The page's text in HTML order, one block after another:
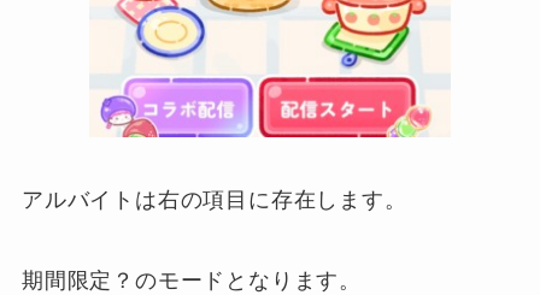
アルバイトは右の項目に存在します。
期間限定？のモードとなります。